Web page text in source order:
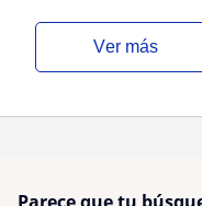
ver más